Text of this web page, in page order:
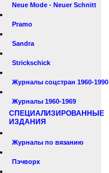
Neue Mode - Neuer Schnitt
Pramo
Sandra
Strickschick
Журналы соцстран 1960-1990
Журналы 1960-1969
СПЕЦИАЛИЗИРОВАННЫЕ
ИЗДАНИЯ
Журналы по вязанию
Пэчворк